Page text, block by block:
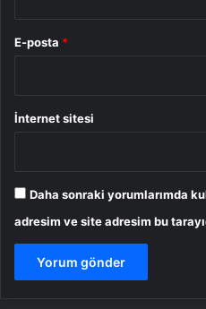
E-posta *
İnternet sitesi
Daha sonraki yorumlarımda
adresim ve site adresim bu